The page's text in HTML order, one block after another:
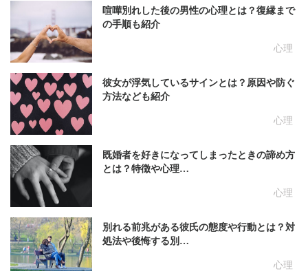
心理
喧嘩別れした後の男性の心理とは？復縁まで
の手順も紹介
心理
彼女が浮気しているサインとは？原因や防ぐ
方法なども紹介
心理
既婚者を好きになってしまったときの諦め方
とは？特徴や心理…
心理
別れる前兆がある彼氏の態度や行動とは？対
処法や後悔する別…